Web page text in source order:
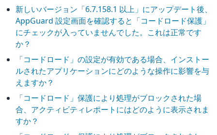
新しいバージョン「6.7.158.1 以上」にアップデート後、
AppGuard 設定画面を確認すると「コードロード保護」
にチェックが入っていませんでした。これは正常です
か？
「コードロード」の設定が有効である場合、インストー
ルされたアプリケーションにどのような操作に影響を与
えますか？
「コードロード」保護により処理がブロックされた場
合、アクティビティレポートにはどのように表示されま
すか？